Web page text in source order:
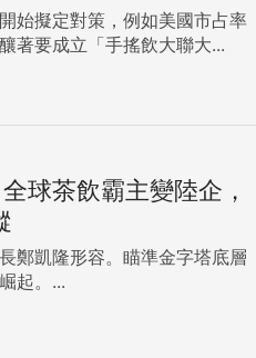
始擬定對策，例如美國市占率
釀著要成立「手搖飲大聯大...
球茶飲霸主變陸企，
鄭凱隆形容。瞄準金字塔底層
起。...